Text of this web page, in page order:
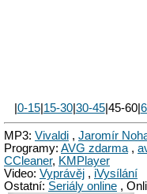
0-15| 15-30| 30-45|45-60|
MP3: Vivaldi , Jaromír
Programy: AVG zdarma,
CCleaner, KMPlayer
Video: Vyprávěj , iVysílání
Ostatní: Seriály online ,